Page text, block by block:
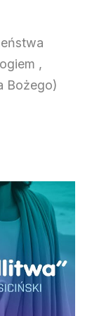
,
Bożego)